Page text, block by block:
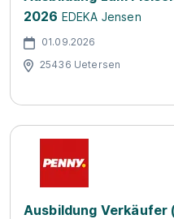
2026 EDEKA Jensen
01.09.2026
25436 Uetersen
Ausbildung Verkäufer